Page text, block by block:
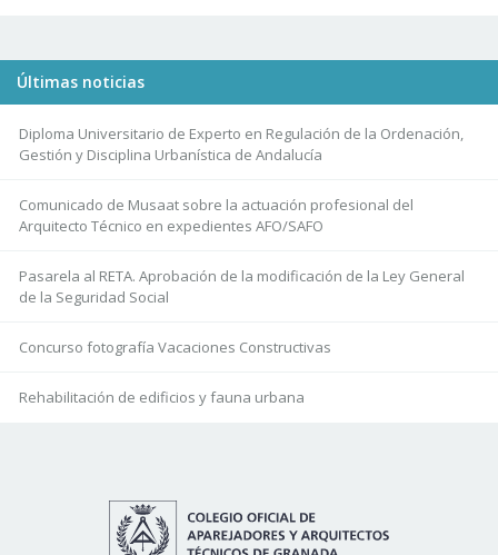
Últimas noticias
Diploma Universitario de Experto en Regulación de la Ordenación,
Gestión y Disciplina Urbanística de Andalucía
Comunicado de Musaat sobre la actuación profesional del
Arquitecto Técnico en expedientes AFO/SAFO
Pasarela al RETA. Aprobación de la modificación de la Ley General
de la Seguridad Social
Concurso fotografía Vacaciones Constructivas
Rehabilitación de edificios y fauna urbana